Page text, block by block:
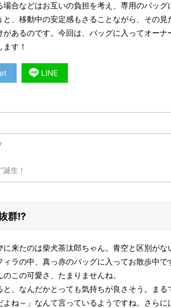
合などはお互いの負担を考え、専用のバッグ
、移動中の安定感もさることながら、その見
あるのです。今回は、バッグに入ってオーナ
す！
LINE
生！
群!?
来たのは柴犬茶汰郎ちゃん。青空と区別がな
ラの中、真っ赤のバッグに入ってお散歩中で
この可愛さ、たまりませんね。
、なんだかとっても気持ちが良さそう。まる
ね～」なんて言っているようですね。さらに